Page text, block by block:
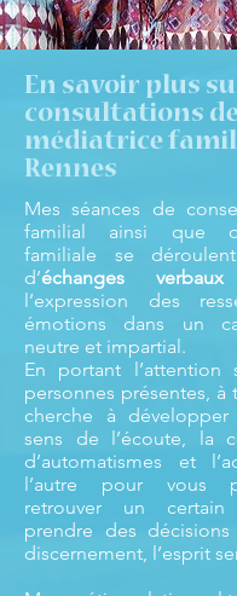
En savoir plus
consultations
médiatrice
Rennes
Mes séances de
familial ainsi que
familiale se
d’échanges verbaux
l’expression des
émotions dans un
neutre et impartial.
En portant l’attention
personnes présentes,
cherche à
sens de l’écoute, la
d’automatismes et
l’autre pour vous
retrouver un
prendre des
discernement, l’esprit